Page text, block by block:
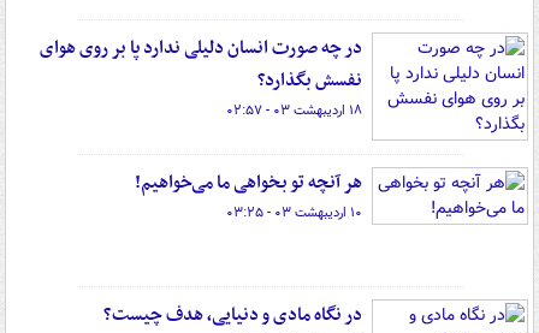
در چه صورت انسان دلیلی ندارد پا بر روی هوای
نفسش بگذارد؟
۱۸ اردیبهشت ۰۳ - ۰۲:۵۷
هر آنچه تو بخواهی ما می‌خواهیم!
۱۰ اردیبهشت ۰۳ - ۰۳:۲۵
در نگاه مادی و دنیایی، هدف چیست؟